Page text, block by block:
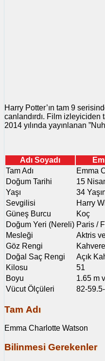
Harry Potter’ın tam 9
canlandırdı. Film
2014 yılında yayınlanan
Adı Soyadı
Tam Adı
Emma
Doğum Tarihi
15
Yaşı
34
Sevgilisi
Harry
Güneş Burcu
Koç
Doğum Yeri (Nereli) Paris /
Mesleği
Aktris
Göz Rengi
Doğal Saç Rengi
Açık
Kilosu
51
Boyu
1.65 m
Vücut Ölçüleri
82-
Tam Adı
Emma Charlotte Watson
Bilinmesi Gerekenler